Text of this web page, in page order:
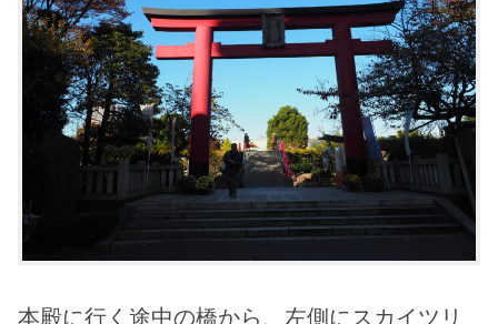
本殿に行く途中の橋から、左側にスカイツリ